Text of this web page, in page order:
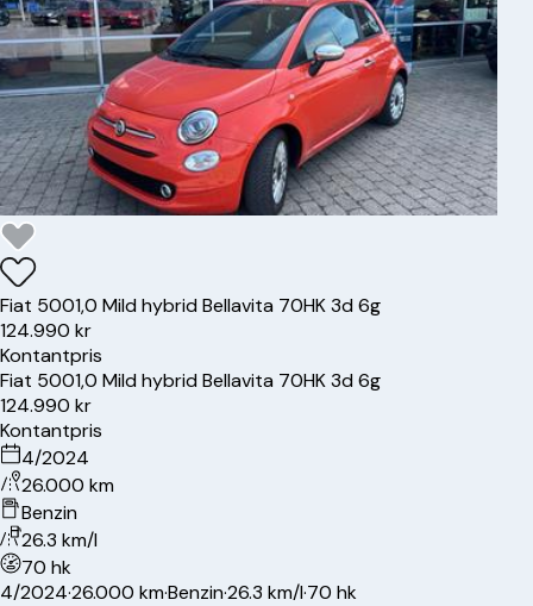
Fiat 5001,0 Mild hybrid Bellavita 70HK 3d 6g
124.990 kr
Kontantpris
Fiat 5001,0 Mild hybrid Bellavita 70HK 3d 6g
124.990 kr
Kontantpris
4/2024
26.000 km
Benzin
26.3 km/l
70 hk
4/2024·26.000 km·Benzin·26.3 km/l·70 hk